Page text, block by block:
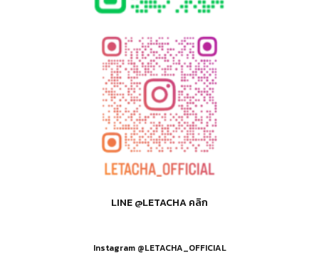
LINE @LETACHA คลิก
Instagram @LETACHA_OFFICIAL